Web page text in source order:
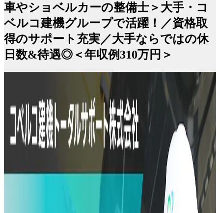
車やショベルカーの整備士＞大手・コ
ベルコ建機グループで活躍！／資格取
得のサポート充実／大手ならではの休
日数&待遇◎＜年収例310万円＞